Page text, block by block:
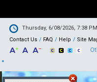
Thursday, 6/08/2026, 7:38 PM
Contact Us
FAQ Help Site